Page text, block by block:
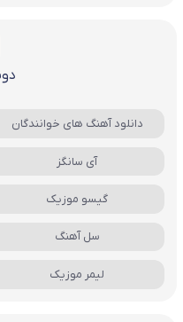
دانلود آهنگ های خوانندگان
آی سانگز
گیسو موزیک
سل آهنگ
لیمر موزیک